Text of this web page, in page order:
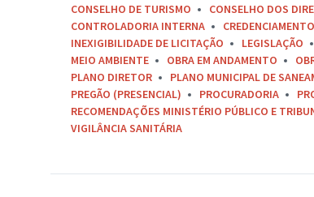
CONSELHO DE TURISMO
CONSELHO DOS
CONTROLADORIA INTERNA
CREDENCIAMENTO
INEXIGIBILIDADE DE LICITAÇÃO
LEGISLAÇÃO
MEIO AMBIENTE
OBRA EM ANDAMENTO
PLANO DIRETOR
PLANO MUNICIPAL DE
PREGÃO (PRESENCIAL)
PROCURADORIA
RECOMENDAÇÕES MINISTÉRIO PÚBLICO E
VIGILÂNCIA SANITÁRIA